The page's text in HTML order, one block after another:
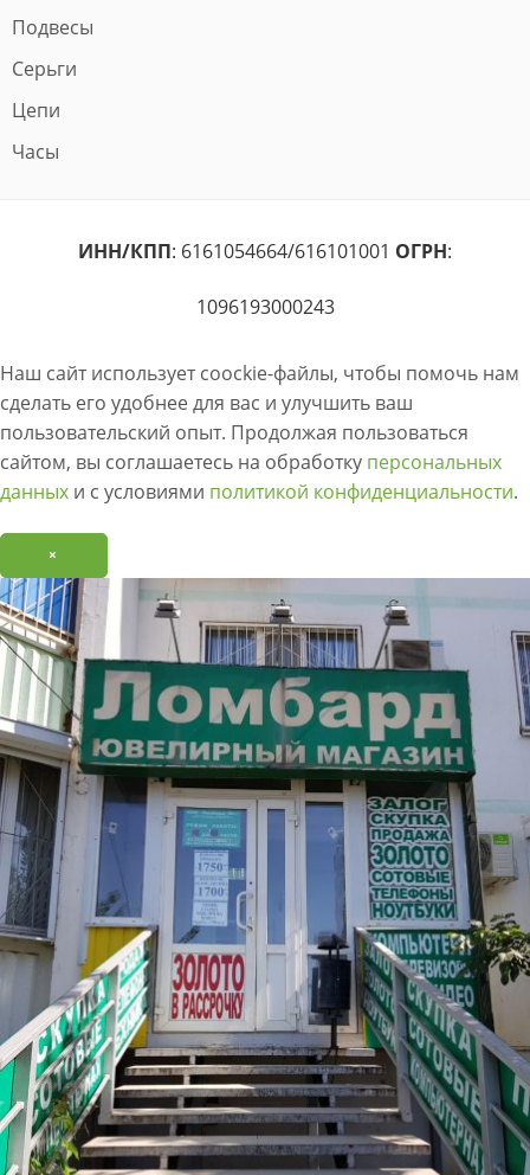
Подвесы
Серьги
Цепи
Часы
ИНН/КПП: 6161054664/616101001 ОГРН:
1096193000243
Наш сайт использует coockie-файлы, чтобы помочь нам
сделать его удобнее для вас и улучшить ваш
пользовательский опыт. Продолжая пользоваться
сайтом, вы соглашаетесь на обработку персональных
данных и с условиями политикой конфиденциальности.
×